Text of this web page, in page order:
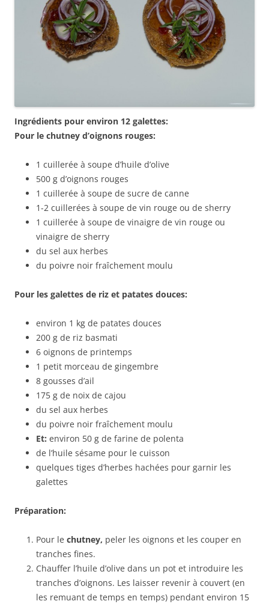
Ingrédients pour environ 12 galettes:
Pour le chutney d’oignons rouges:
1 cuillerée à soupe d’huile d’olive
500 g d’oignons rouges
1 cuillerée à soupe de sucre de canne
1-2 cuillerées à soupe de vin rouge ou de sherry
1 cuillerée à soupe de vinaigre de vin rouge ou
vinaigre de sherry
du sel aux herbes
du poivre noir fraîchement moulu
Pour les galettes de riz et patates douces:
environ 1 kg de patates douces
200 g de riz basmati
6 oignons de printemps
1 petit morceau de gingembre
8 gousses d’ail
175 g de noix de cajou
du sel aux herbes
du poivre noir fraîchement moulu
Et: environ 50 g de farine de polenta
de l’huile sésame pour le cuisson
quelques tiges d’herbes hachées pour garnir les
galettes
Préparation:
Pour le chutney, peler les oignons et les couper en
tranches fines.
Chauffer l’huile d’olive dans un pot et introduire les
tranches d’oignons. Les laisser revenir à couvert (en
les remuant de temps en temps) pendant environ 15